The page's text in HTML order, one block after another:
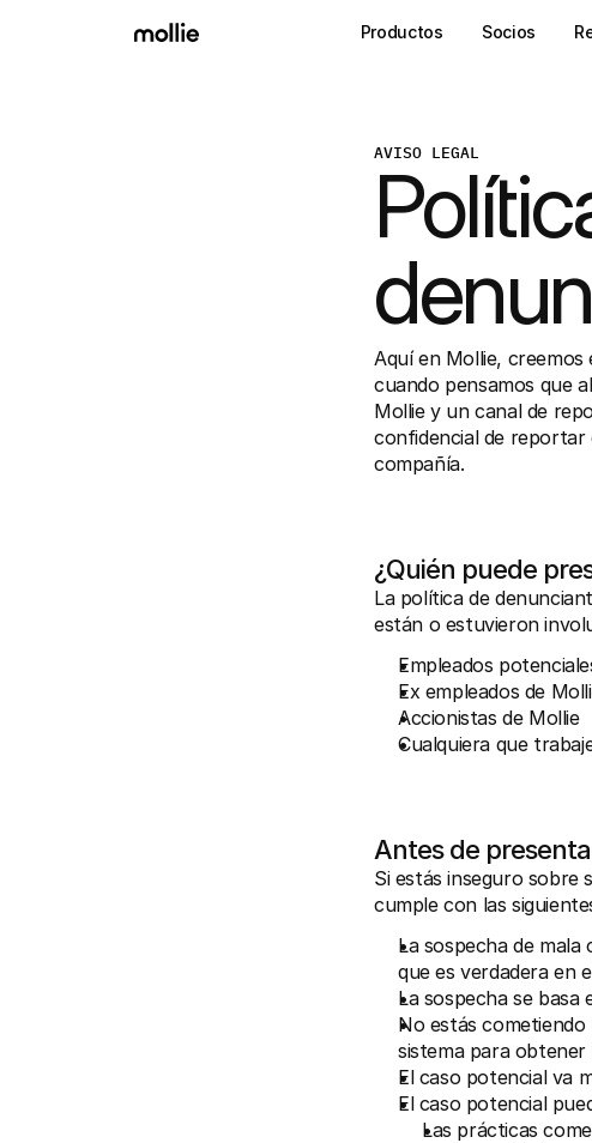
AVISO LEGAL
Aquí en Mollie,
cuando pensamos que
Mollie y un canal de
confidencial de reportar
compañía.
¿Quién puede
La política de
están o estuvieron
Empleados
Ex empleados de
Accionistas de Mollie
Cualquiera que
Antes de
Si estás inseguro sobre
cumple con las
La sospecha de
que es verdadera en
La sospecha se
No estás
sistema para obtener
El caso potencial va
El caso potencial
Las prácticas
Productos Socios